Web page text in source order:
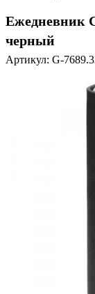
Ежедневник
черный
Артикул: G-